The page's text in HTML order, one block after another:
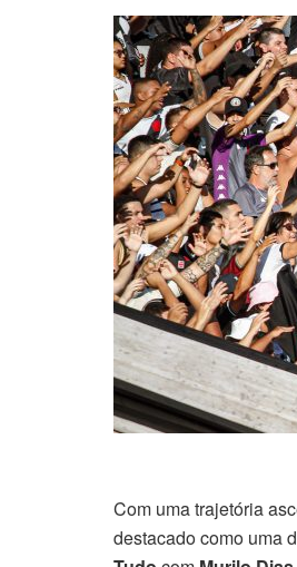
Com uma trajetória
destacado como uma